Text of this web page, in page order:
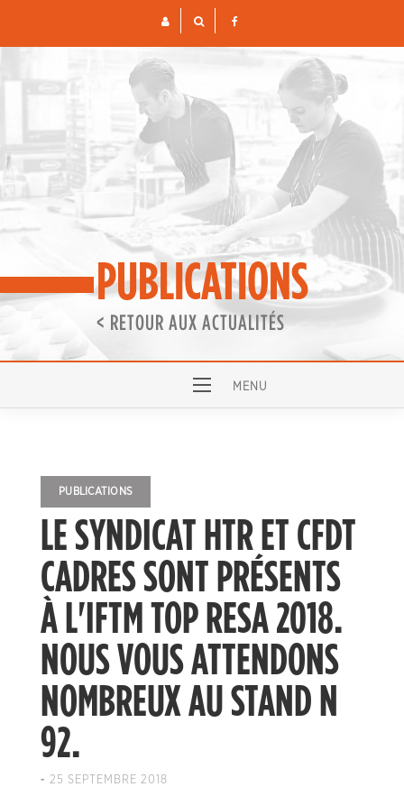
PUBLICATIONS
< RETOUR AUX ACTUALITÉS
PUBLICATIONS
LE SYNDICAT HTR ET CFDT
CADRES SONT PRÉSENTS
À L'IFTM TOP RESA 2018.
NOUS VOUS ATTENDONS
NOMBREUX AU STAND N
92.
- 25 SEPTEMBRE 2018